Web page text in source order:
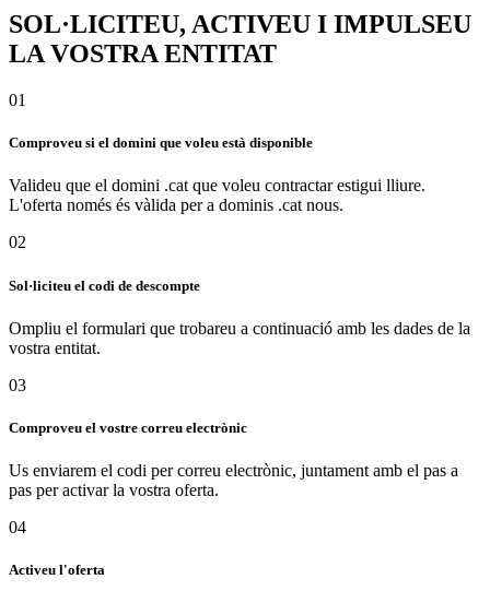
SOL·LICITEU, ACTIVEU I IMPULSEU
LA VOSTRA ENTITAT
01
Comproveu si el domini que voleu està disponible
Valideu que el domini .cat que voleu contractar estigui lliure.
L'oferta només és vàlida per a dominis .cat nous.
02
Sol·liciteu el codi de descompte
Ompliu el formulari que trobareu a continuació amb les dades de la
vostra entitat.
03
Comproveu el vostre correu electrònic
Us enviarem el codi per correu electrònic, juntament amb el pas a
pas per activar la vostra oferta.
04
Activeu l'oferta